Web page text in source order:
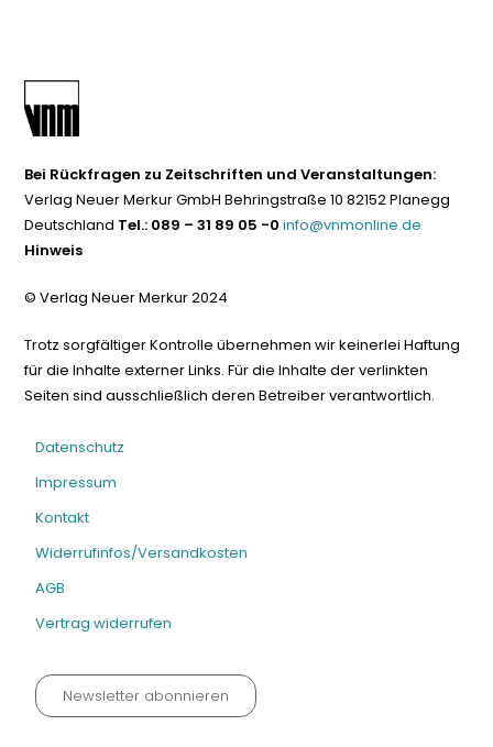
Bei Rückfragen zu Zeitschriften und Veranstaltungen:
Verlag Neuer Merkur GmbH Behringstraße 10 82152 Planegg
Deutschland Tel.: 089 – 31 89 05 -0 info@vnmonline.de
Hinweis
© Verlag Neuer Merkur 2024
Trotz sorgfältiger Kontrolle übernehmen wir keinerlei Haftung
für die Inhalte externer Links. Für die Inhalte der verlinkten
Seiten sind ausschließlich deren Betreiber verantwortlich.
Datenschutz
Impressum
Kontakt
Widerrufinfos/Versandkosten
AGB
Vertrag widerrufen
Newsletter abonnieren